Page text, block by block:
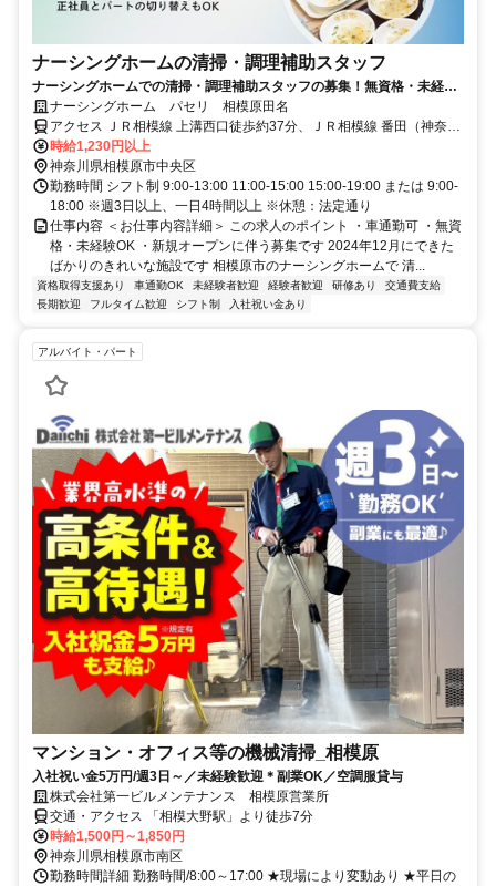
ナーシングホームの清掃・調理補助スタッフ
ナーシングホームでの清掃・調理補助スタッフの募集！無資格・未経験
者歓迎！車通勤可◎
ナーシングホーム パセリ 相模原田名
アクセス ＪＲ相模線 上溝西口徒歩約37分、ＪＲ相模線 番田（神奈川
県）徒歩約36分、ＪＲ相模線 南橋本東口徒歩約56分
時給1,230円以上
神奈川県相模原市中央区
勤務時間 シフト制 9:00-13:00 11:00-15:00 15:00-19:00 または 9:00-
18:00 ※週3日以上、一日4時間以上 ※休憩：法定通り
仕事内容 ＜お仕事内容詳細＞ この求人のポイント ・車通勤可 ・無資
格・未経験OK ・新規オープンに伴う募集です 2024年12月にできた
ばかりのきれいな施設です 相模原市のナーシングホームで 清...
資格取得支援あり 車通勤OK 未経験者歓迎 経験者歓迎 研修あり
交通費支給
長期歓迎
フルタイム歓迎 シフト制 入社祝い金あり
アルバイト・パート
マンション・オフィス等の機械清掃_相模原
入社祝い金5万円/週3日～／未経験歓迎＊副業OK／空調服貸与
株式会社第一ビルメンテナンス 相模原営業所
交通・アクセス 「相模大野駅」より徒歩7分
時給1,500円～1,850円
神奈川県相模原市南区
勤務時間詳細 勤務時間/8:00～17:00 ★現場により変動あり ★平日の